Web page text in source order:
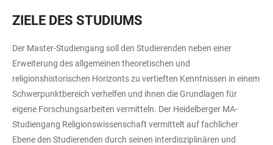
ZIELE DES STUDIUMS
Der Master-Studiengang soll den Studierenden neben einer
Erweiterung des allgemeinen theoretischen und
religionshistorischen Horizonts zu vertieften Kenntnissen in einem
Schwerpunktbereich verhelfen und ihnen die Grundlagen für
eigene Forschungsarbeiten vermitteln. Der Heidelberger MA-
Studiengang Religionswissenschaft vermittelt auf fachlicher
Ebene den Studierenden durch seinen interdisziplinären und